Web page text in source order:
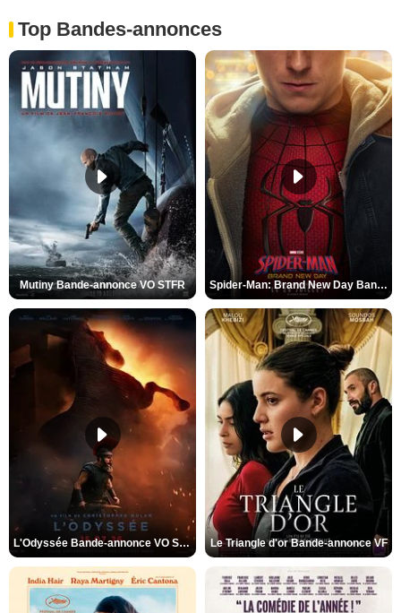
Top Bandes-annonces
Mutiny Bande-annonce VO STFR Spider-Man: Brand New Day Bande-annonce VO STFR
L'Odyssée Bande-annonce VO STFR Le Triangle d'or Bande-annonce VF